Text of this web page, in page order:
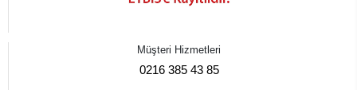
Müşteri Hizmetleri
0216 385 43 85